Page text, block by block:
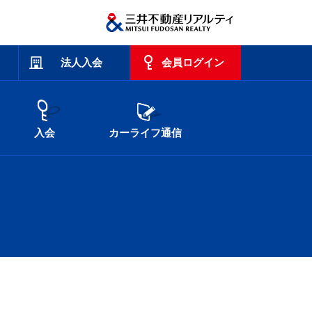
法人入会 会員ログイン
入会 カーライフ通信